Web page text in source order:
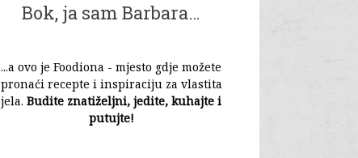
Bok, ja sam Barbara…
...a ovo je Foodiona - mjesto gdje možete
pronaći recepte i inspiraciju za vlastita
jela.Budite znatiželjni, jedite, kuhajte i
putujte!